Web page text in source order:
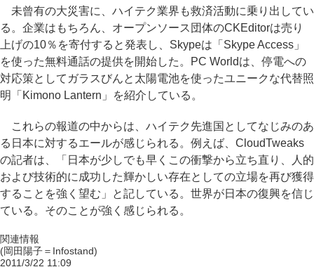
未曾有の大災害に、ハイテク業界も救済活動に乗り出してい
る。企業はもちろん、オープンソース団体のCKEditorは売り
上げの10％を寄付すると発表し、Skypeは「Skype Access」
を使った無料通話の提供を開始した。PC Worldは、停電への
対応策としてガラスびんと太陽電池を使ったユニークな代替照
明「Kimono Lantern」を紹介している。
これらの報道の中からは、ハイテク先進国としてなじみのあ
る日本に対するエールが感じられる。例えば、CloudTweaks
の記者は、「日本が少しでも早くこの衝撃から立ち直り、人的
および技術的に成功した輝かしい存在としての立場を再び獲得
することを強く望む」と記している。世界が日本の復興を信じ
ている。そのことが強く感じられる。
関連情報
(岡田陽子＝Infostand)
2011/3/22 11:09